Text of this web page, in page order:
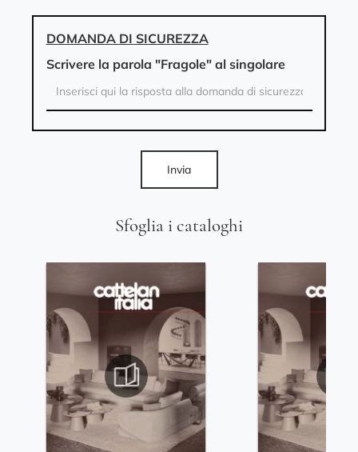
Sfoglia i cataloghi
DOMANDA DI SICUREZZA
Scrivere la parola "Fragole" al singolare
Invia